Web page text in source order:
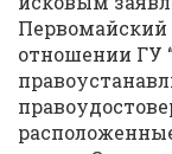
отношении ГУ